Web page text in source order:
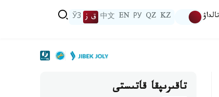
تالداۋ KZ
QZ
РУ
EN
中文 ق ز ЎЗ
تاقىرىپقا قاتىستى